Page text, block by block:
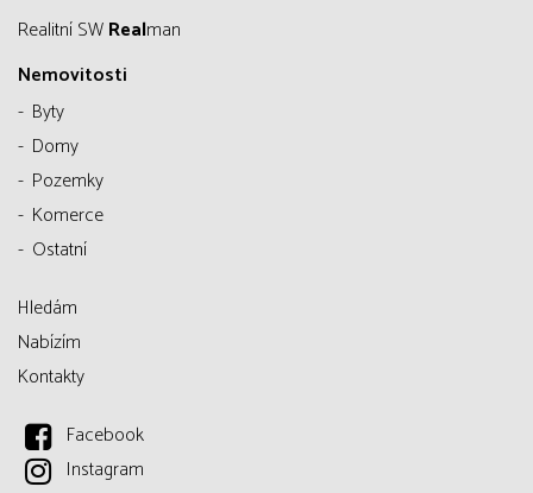
Realitní SWRealman
Nemovitosti
Byty
Domy
Pozemky
Komerce
Ostatní
Hledám
Nabízím
Kontakty
Facebook
Instagram